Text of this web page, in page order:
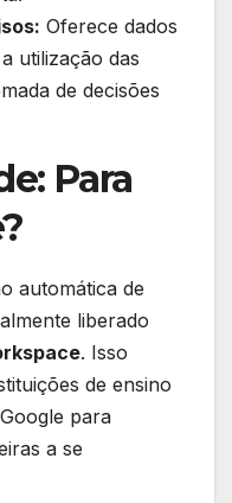
Oferece dados
utilização das
de decisões
Para
automática de
liberado
. Isso
de ensino
para
a se